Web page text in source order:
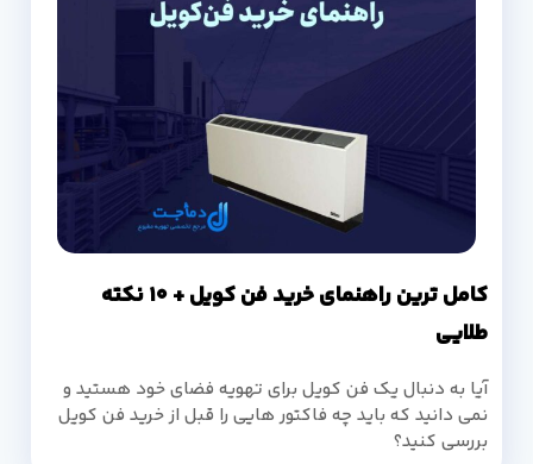
کامل ترین راهنمای خرید فن کویل + 10 نکته
طلایی
آیا به دنبال یک فن کویل برای تهویه فضای خود هستید و
نمی دانید که باید چه فاکتور هایی را قبل از خرید فن کویل
بررسی کنید؟